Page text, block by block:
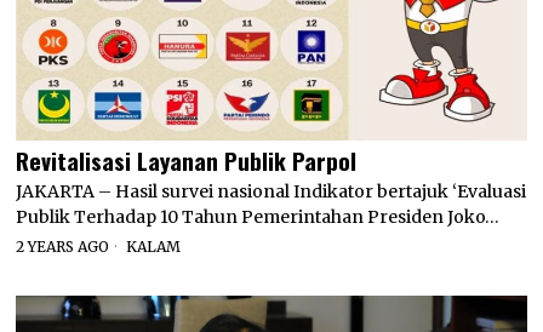
Revitalisasi Layanan Publik Parpol
JAKARTA – Hasil survei nasional Indikator bertajuk ‘Evaluasi
Publik Terhadap 10 Tahun Pemerintahan Presiden Joko…
2 YEARS AGO KALAM